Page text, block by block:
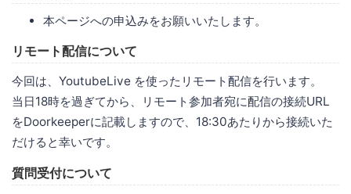
本ページへの申込みをお願いいたします。
リモート配信について
今回は、YoutubeLive を使ったリモート配信を行います。
当日18時を過ぎてから、リモート参加者宛に配信の接続URL
をDoorkeeperに記載しますので、18:30あたりから接続いた
だけると幸いです。
質問受付について